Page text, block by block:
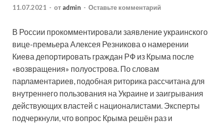
11.07.2021 - от admin - Оставьте комментарий
В России прокомментировали заявление украинского
вице-премьера Алексея Резникова о намерении
Киева депортировать граждан РФ из Крыма после
«возвращения» полуострова. По словам
парламентариев, подобная риторика рассчитана для
внутреннего пользования на Украине и заигрывания
действующих властей с националистами. Эксперты
подчеркнули, что вопрос Крыма решён раз и